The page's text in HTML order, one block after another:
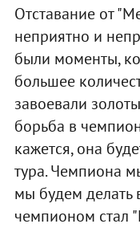
Отставание от
неприятно и
были моменты,
большее
завоевали
борьба в
кажется, она
тура. Чемпиона
мы будем делать
чемпионом стал